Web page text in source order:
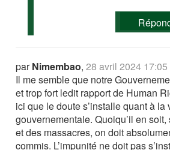
parNimembao,28 avril 2024 17:05
Il me semble que notre
et trop fort ledit rapport de Human
ici que le doute s’installe quant à la
gouvernementale. Quoiqu’il en soit,
et des massacres, on doit
commis. L’impunité ne doit pas